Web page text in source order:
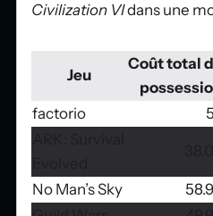
Civilization VIdans une
Jeu
Coût total
factorio
No Man’s Sky